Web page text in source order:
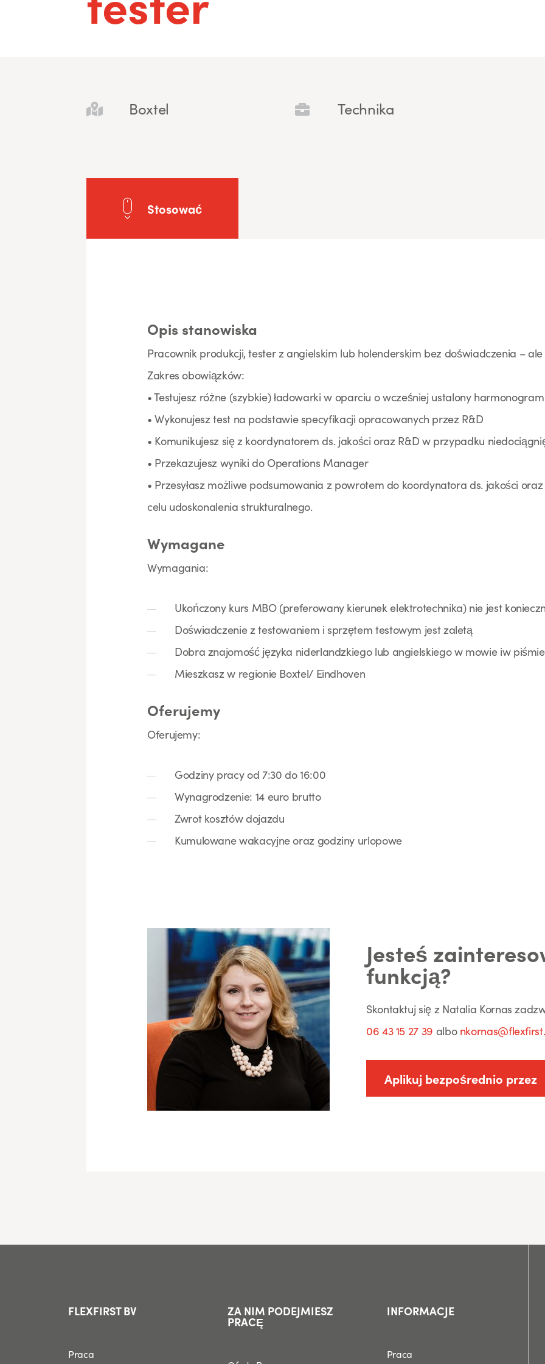
Boxtel Technika
Stosować
Opis stanowiska
Pracownik produkcji, tester z angielskim lub holenderskim bez doświadczenia –
Zakres obowiązków:
• Testujesz różne (szybkie) ładowarki w oparciu o wcześniej ustalony harmonogram
• Wykonujesz test na podstawie specyfikacji opracowanych przez R&D
• Komunikujesz się z koordynatorem ds. jakości oraz R&D w przypadku
• Przekazujesz wyniki do Operations Manager
• Przesyłasz możliwe podsumowania z powrotem do koordynatora ds. jakości
celu udoskonalenia strukturalnego.
Wymagane
Wymagania:
Ukończony kurs MBO (preferowany kierunek elektrotechnika) nie jest
Doświadczenie z testowaniem i sprzętem testowym jest zaletą
Dobra znajomość języka niderlandzkiego lub angielskiego w mowie iw piśmie
Mieszkasz w regionie Boxtel/ Eindhoven
Oferujemy
Oferujemy:
Godziny pracy od 7:30 do 16:00
Wynagrodzenie: 14 euro brutto
Zwrot kosztów dojazdu
Kumulowane wakacyjne oraz godziny urlopowe
Jesteś
funkcją?
Skontaktuj się z Natalia Kornas
06 43 15 27 39 albo
Aplikuj bezpośrednio przez
FLEXFIRST BV
Praca
ZA NIM PODEJMIESZ
PRACĘ
INFORMACJE
Praca